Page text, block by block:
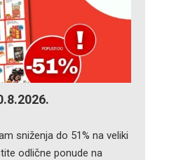
sniženja do 51% na veliki
odlične ponude na